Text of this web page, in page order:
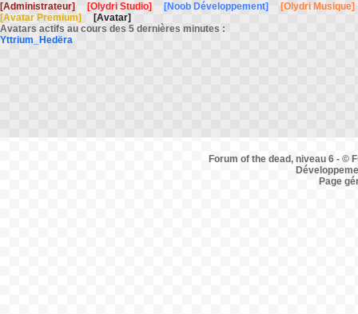
[Administrateur]
[Olydri Studio] [Noob Développement]
[Olydri Musique]
[Avatar Premium]
[Avatar]
Avatars actifs au cours des 5 dernières minutes :
Yttrium_Hedëra
Forum of the dead, niveau 6 - ©
Page